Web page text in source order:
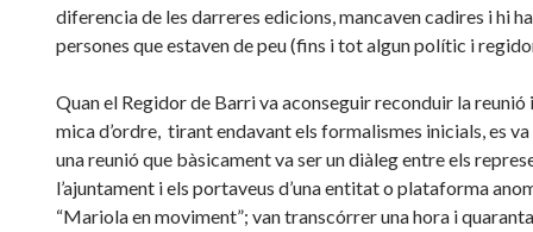
diferencia de les darreres edicions, mancaven cadires i hi
persones que estaven de peu (fins i tot algun polític i
Quan el Regidor de Barri va aconseguir reconduir la reunió
mica d’ordre, tirant endavant els formalismes inicials, es
una reunió que bàsicament va ser un diàleg entre els
l’ajuntament i els portaveus d’una entitat o plataforma
“Mariola en moviment”; van transcórrer una hora i